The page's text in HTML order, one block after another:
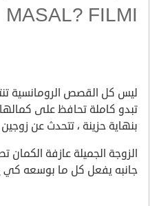
MASAL? FILMI
ليس كل القصص الرومانسية
تبدو كاملة تحافظ على
بنهاية حزينة ، تتحدث عن
الزوجة الجميلة عازفة
جانبه يفعل كل ما بوسعه كي